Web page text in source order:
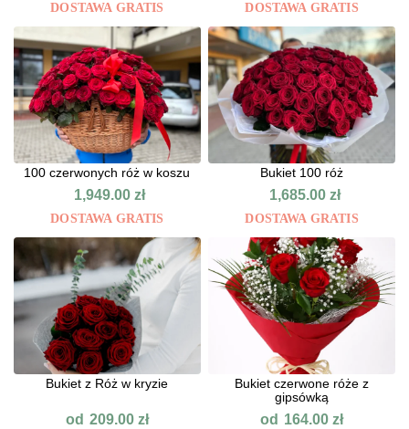
DOSTAWA GRATIS DOSTAWA GRATIS
100 czerwonych róż w koszu
1,949.00zł
DOSTAWA GRATIS
Bukiet 100 róż
1,685.00 zł
DOSTAWA GRATIS
Bukiet z Róż w kryzie
od 209.00 zł
Bukiet czerwone róże z
gipsówką
od 164.00zł